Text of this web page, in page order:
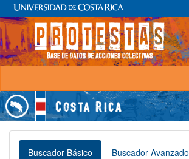
Buscador Básico Buscador Avanzado